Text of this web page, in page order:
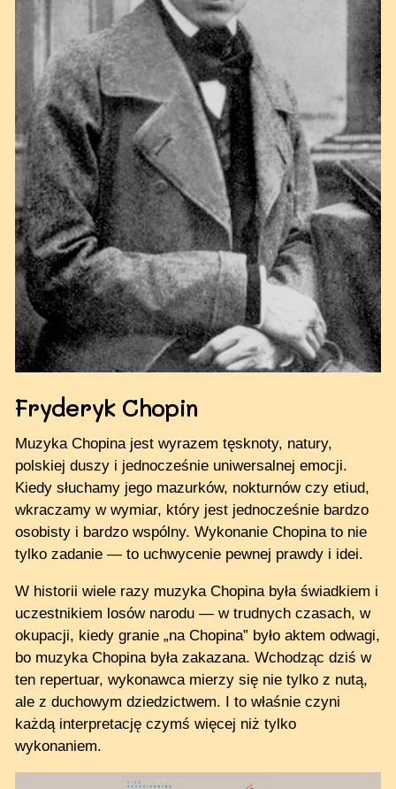
Fryderyk Chopin
Muzyka Chopina jest wyrazem tęsknoty, natury,
polskiej duszy i jednocześnie uniwersalnej emocji.
Kiedy słuchamy jego mazurków, nokturnów czy etiud,
wkraczamy w wymiar, który jest jednocześnie bardzo
osobisty i bardzo wspólny. Wykonanie Chopina to nie
tylko zadanie — to uchwycenie pewnej prawdy i idei.
W historii wiele razy muzyka Chopina była świadkiem i
uczestnikiem losów narodu — w trudnych czasach, w
okupacji, kiedy granie „na Chopina” było aktem odwagi,
bo muzyka Chopina była zakazana. Wchodząc dziś w
ten repertuar, wykonawca mierzy się nie tylko z nutą,
ale z duchowym dziedzictwem. I to właśnie czyni
każdą interpretację czymś więcej niż tylko
wykonaniem.